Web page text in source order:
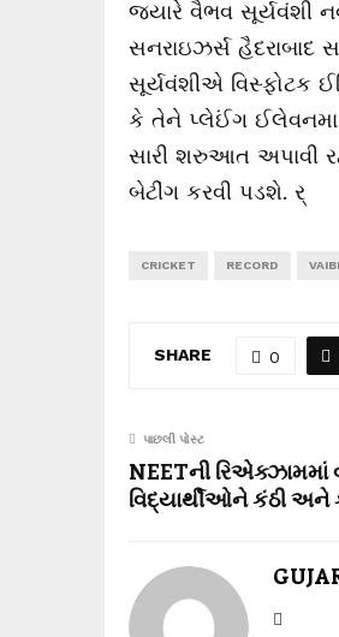
જ્યારે વૈભવ સૂર્યવંશી
સનરાઇઝર્સ
સૂર્યવંશીએ વિસ્ફોટક
કે તેને પ્લેઈંગ
સારી શરુઆત અપાવી
બેટીંગ કરવી પડશે. ર્
CRICKET RECORD
SHARE 0
પાછલી પોસ્ટ
NEETની રિએક્ઝામમાં
વિદ્યાર્થીઓને કંઠી અને